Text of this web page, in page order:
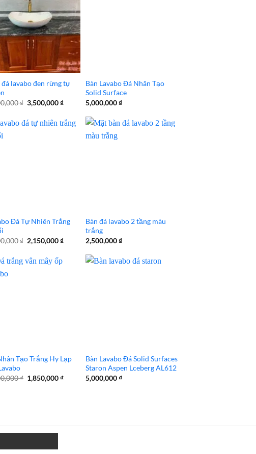
lavabo đen rừng tự
₫ Giá
4,000,000 ₫.
3,500,000₫Giá
là:
3,500,000 ₫.
Bàn Lavabo Đá Nhân Tạo
Solid Surface
5,000,000₫
Đá Tự Nhiên Trắng
₫ Giá
gốc
2,500,000 ₫.
2,150,000₫Giá
Bàn đá lavabo 2 tầng màu
trắng
2,500,000₫
Tạo Trắng Hy Lạp
₫ Giá
gốc
1,850,000₫Giá
Bàn Lavabo Đá Solid Surfaces
Staron Aspen Lceberg AL612
5,000,000₫